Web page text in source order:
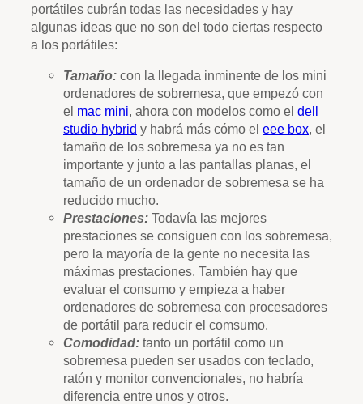
portátiles cubrán todas las necesidades y hay
algunas ideas que no son del todo ciertas respecto
a los portátiles:
Tamaño: con la llegada inminente de los mini
ordenadores de sobremesa, que empezó con
el mac mini, ahora con modelos como el dell
studio hybrid y habrá más cómo el eee box, el
tamaño de los sobremesa ya no es tan
importante y junto a las pantallas planas, el
tamaño de un ordenador de sobremesa se ha
reducido mucho.
Prestaciones: Todavía las mejores
prestaciones se consiguen con los sobremesa,
pero la mayoría de la gente no necesita las
máximas prestaciones. También hay que
evaluar el consumo y empieza a haber
ordenadores de sobremesa con procesadores
de portátil para reducir el comsumo.
Comodidad: tanto un portátil como un
sobremesa pueden ser usados con teclado,
ratón y monitor convencionales, no habría
diferencia entre unos y otros.